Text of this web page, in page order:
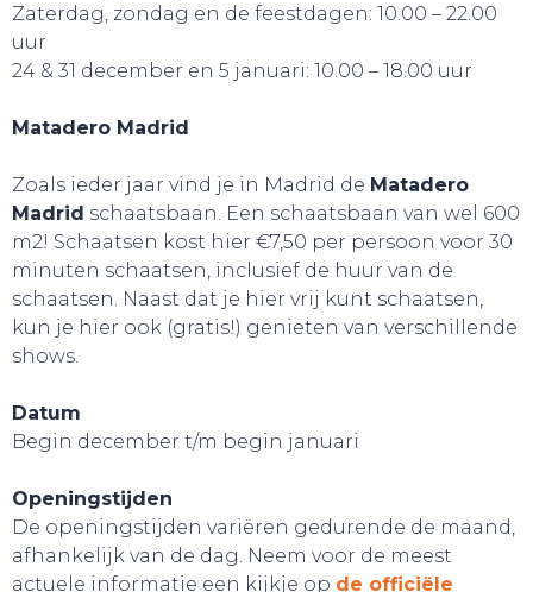
Zaterdag, zondag en de feestdagen: 10.00 – 22.00
uur
24 & 31 december en 5 januari: 10.00 – 18.00 uur
Matadero Madrid
Zoals ieder jaar vind je in Madrid de Matadero
Madrid schaatsbaan. Een schaatsbaan van wel 600
m2! Schaatsen kost hier €7,50 per persoon voor 30
minuten schaatsen, inclusief de huur van de
schaatsen. Naast dat je hier vrij kunt schaatsen,
kun je hier ook (gratis!) genieten van verschillende
shows.
Datum
Begin december t/m begin januari
Openingstijden
De openingstijden variëren gedurende de maand,
afhankelijk van de dag. Neem voor de meest
actuele informatie een kijkje op de officiële